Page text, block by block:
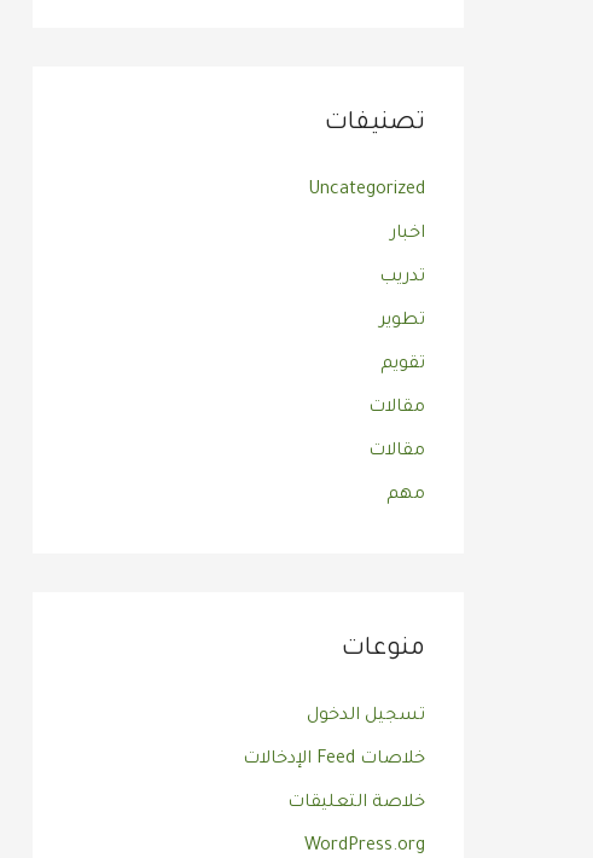
تصنيفات
Uncategorized
اخبار
تدريب
تطوير
تقويم
مقالات
مقالات
مهم
منوعات
تسجيل الدخول
خلاصات Feed الإدخالات
خلاصة التعليقات
WordPress.org